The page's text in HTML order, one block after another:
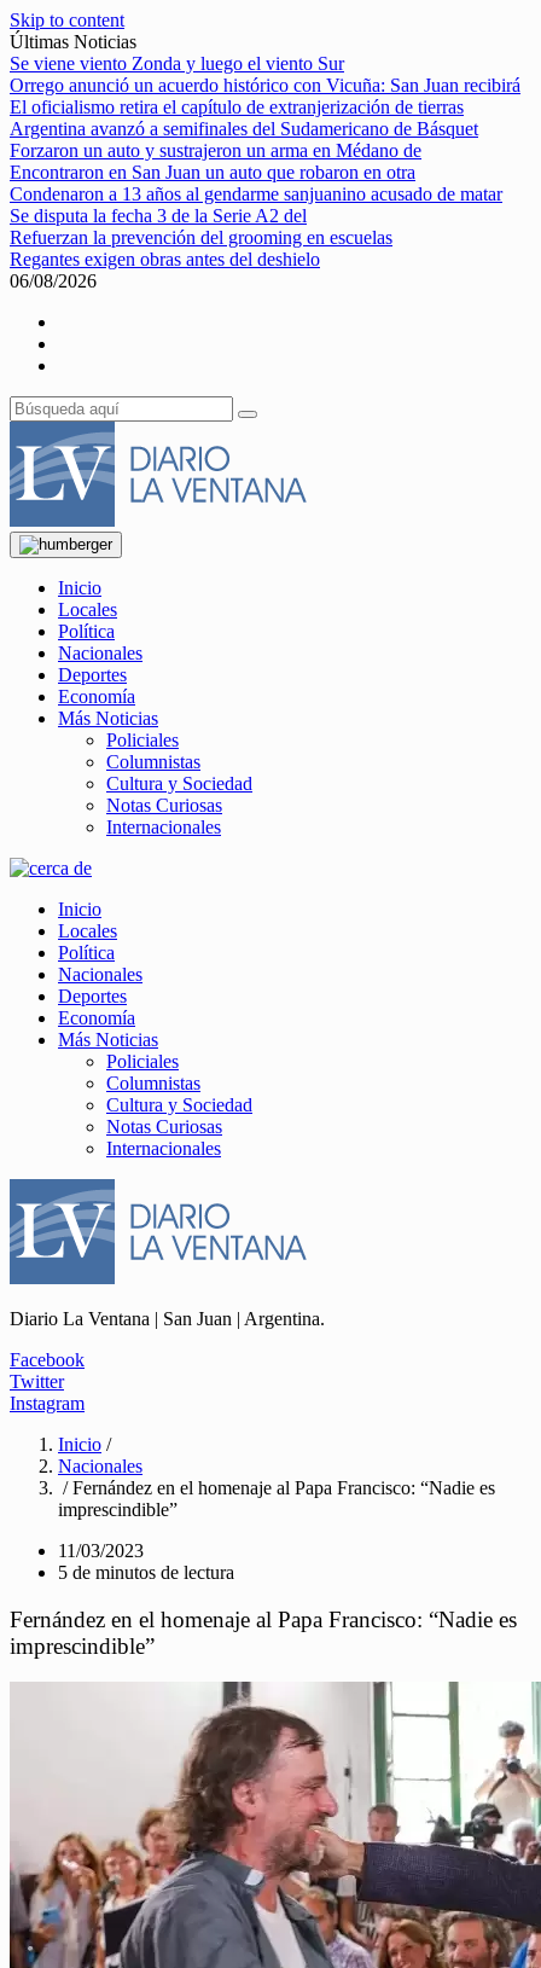
Skip to content
Últimas Noticias
Se viene viento Zonda y luego el viento Sur
Orrego anunció un acuerdo histórico con Vicuña: San Juan recibirá
El oficialismo retira el capítulo de extranjerización de tierras
Argentina avanzó a semifinales del Sudamericano de Básquet
Forzaron un auto y sustrajeron un arma en Médano de
Encontraron en San Juan un auto que robaron en otra
Condenaron a 13 años al gendarme sanjuanino acusado de matar
Se disputa la fecha 3 de la Serie A2 del
Refuerzan la prevención del grooming en escuelas
Regantes exigen obras antes del deshielo
06/08/2026
Inicio
Locales
Política
Nacionales
Deportes
Economía
Más Noticias
Policiales
Columnistas
Cultura y Sociedad
Notas Curiosas
Internacionales
Inicio
Locales
Política
Nacionales
Deportes
Economía
Más Noticias
Policiales
Columnistas
Cultura y Sociedad
Notas Curiosas
Internacionales
Diario La Ventana | San Juan | Argentina.
Facebook
Twitter
Instagram
Inicio /
Nacionales
/ Fernández en el homenaje al Papa Francisco: “Nadie es
imprescindible”
11/03/2023
5 de minutos de lectura
Fernández en el homenaje al Papa Francisco: “Nadie es
imprescindible”